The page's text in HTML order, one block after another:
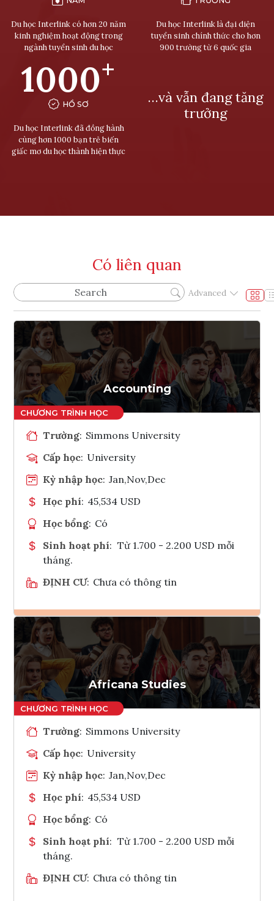
Du học Interlink có hơn 20 năm
kinh nghiệm hoạt động trong
ngành tuyển sinh du học
Du học Interlink là đại diện
tuyển sinh chính thức cho hơn
900 trường từ 6 quốc gia
1000+
HỒ SƠ
Du học Interlink đã đồng hành
cùng hơn 1000 bạn trẻ biến
giấc mơ du học thành hiện thực
…và vẫn đang tăng
trưởng
Có liên quan
Advanced
Accounting
Trường: Simmons University
Cấp học: University
Kỳ nhập học: Jan,Nov,Dec
Học phí: 45,534 USD
Học bổng: Có
Sinh hoạt phí: Từ 1.700 - 2.200 USD mỗi
tháng.
ĐỊNH CƯ: Chưa có thông tin
Ghi danh
Tham vấn Interlink
Africana Studies
Trường: Simmons University
Cấp học: University
Kỳ nhập học: Jan,Nov,Dec
Học phí: 45,534 USD
Học bổng: Có
Sinh hoạt phí: Từ 1.700 - 2.200 USD mỗi
tháng.
ĐỊNH CƯ: Chưa có thông tin